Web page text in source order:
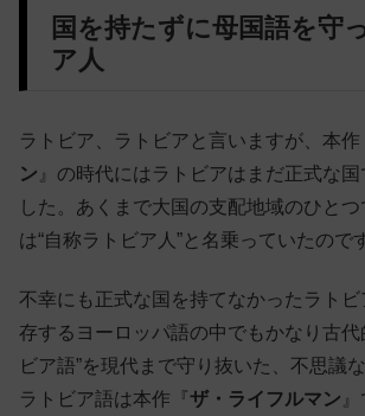
国を持たずに母国語を守
ア人
ラトビア、ラトビアと言いますが、本作
ン 』の時代にはラトビアはまだ正式な
した。あくまで大国の支配地域のひと
は“自称ラトビア人”と名乗っていたので
不幸にも正式な国を持てなかったラト
存するヨーロッパ語の中でもかなり古代
ビア語”を現代まで守り抜いた、不思議
ラトビア語は本作『ザ・ライフルマン